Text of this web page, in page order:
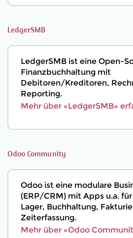
LedgerSMB
LedgerSMB ist eine Open-
Finanzbuchhaltung mit
Debitoren/Kreditoren,
Reporting.
Mehr über «LedgerSMB»
Odoo Community
Odoo ist eine modulare
(ERP/CRM) mit Apps u.a.
Lager, Buchhaltung,
Zeiterfassung.
Mehr über «Odoo